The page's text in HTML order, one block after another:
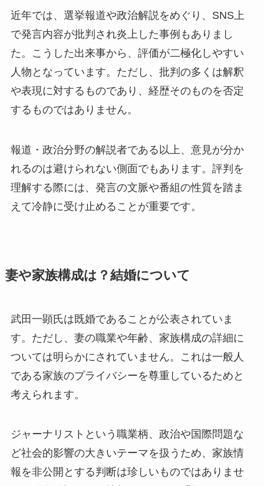
近年では、選挙報道や政治解説をめぐり、SNS上
で発言内容が批判され炎上した事例もありまし
た。こうした出来事から、評価が二極化しやすい
人物となっています。ただし、批判の多くは解釈
や表現に対するものであり、経歴そのものを否定
するものではありません。
報道・政治分野の解説者である以上、意見が分か
れるのは避けられない側面でもあります。評判を
理解する際には、発言の文脈や番組の性質を踏ま
えて冷静に受け止めることが重要です。
妻や家族構成は？結婚について
武田一顕氏は既婚であることが公表されていま
す。ただし、妻の職業や年齢、家族構成の詳細に
ついては明らかにされていません。これは一般人
である家族のプライバシーを尊重しているためと
考えられます。
ジャーナリストという職業柄、政治や国際問題な
ど社会的影響の大きいテーマを扱うため、家族情
報を非公開とする判断は珍しいものではありませ